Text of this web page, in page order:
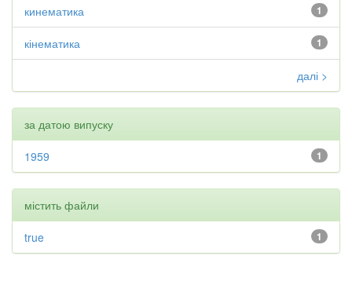
1
кинематика
1
кінематика
далі >
за датою випуску
1
1959
містить файли
1
true